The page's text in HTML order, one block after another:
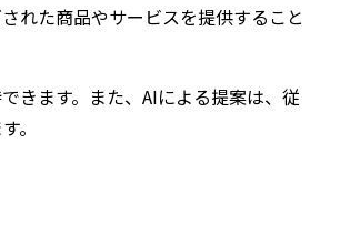
れた商品やサービスを提供すること
きます。また、AIによる提案は、従
。